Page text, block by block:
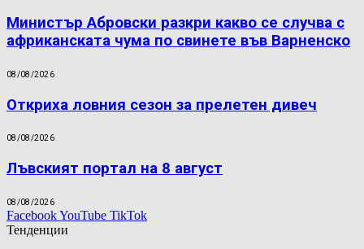
Министър Абровски разкри какво се случва с
африканската чума по свинете във Варненско
08/08/2026
Откриха ловния сезон за прелетен дивеч
08/08/2026
Лъвският портал на 8 август
08/08/2026
FacebookYouTube TikTok
Тенденции